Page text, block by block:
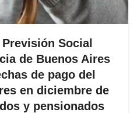
Social
de Buenos Aires
de pago del
en diciembre de
y pensionados